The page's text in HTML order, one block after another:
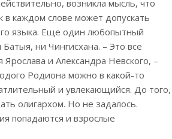
возникла мысль, что
каждом слове может допускать
языка. Еще один любопытный
ни Чингисхана. – Это все
и Александра Невского, –
Родиона можно в какой-то
и увлекающийся. До того,
олигархом. Но не задалось.
попадаются и взрослые